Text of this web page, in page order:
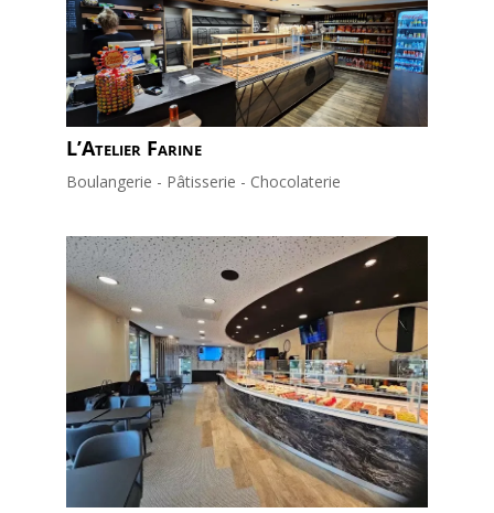
L’Atelier Farine
Boulangerie - Pâtisserie - Chocolaterie